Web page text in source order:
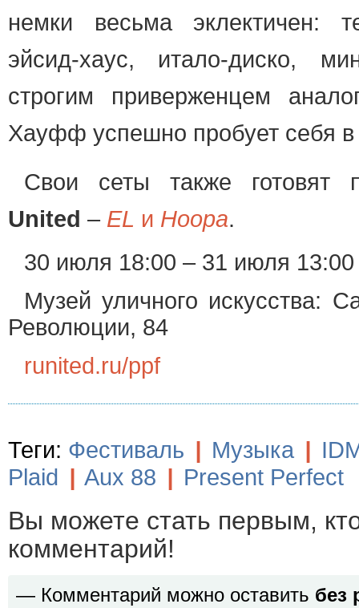
немки весьма эклектичен:
эйсид-хаус, итало-диско,
строгим приверженцем
Хауфф успешно пробует себя в
Свои сеты также готовят
United – EL и Hoopa.
30 июля 18:00 – 31 июля 13:00
Музей уличного искусства:
Революции, 84
runited.ru/ppf
Теги: Фестиваль | Музыка |
Plaid | Aux 88 | Present Perfect
Вы можете стать первым,
комментарий!
— Комментарий можно оставить без